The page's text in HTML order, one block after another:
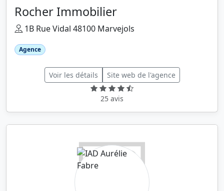
Rocher Immobilier
1B Rue Vidal 48100 Marvejols
Agence
Voir les détails Site web de l'agence
25 avis